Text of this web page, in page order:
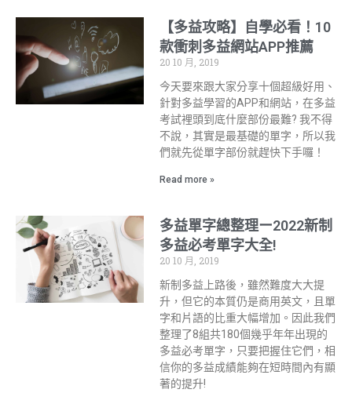
【多益攻略】自學必看！10
款衝刺多益網站APP推薦
20 10 月, 2019
今天要來跟大家分享十個超級好用、
針對多益學習的APP和網站，在多益
考試裡頭到底什麼部份最難? 我不得
不說，其實是最基礎的單字，所以我
們就先從單字部份就趕快下手囉！
Read more »
多益單字總整理ー2022新制
多益必考單字大全!
20 10 月, 2019
新制多益上路後，雖然難度大大提
升，但它的本質仍是商用英文，且單
字和片語的比重大幅增加。因此我們
整理了8組共180個幾乎年年出現的
多益必考單字，只要把握住它們，相
信你的多益成績能夠在短時間內有顯
著的提升!